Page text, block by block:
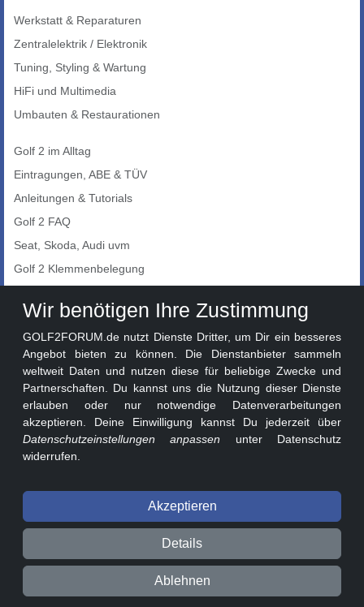
Werkstatt & Reparaturen
Zentralelektrik / Elektronik
Tuning, Styling & Wartung
HiFi und Multimedia
Umbauten & Restaurationen
Golf 2 im Alltag
Eintragungen, ABE & TÜV
Anleitungen & Tutorials
Golf 2 FAQ
Seat, Skoda, Audi uvm
Golf 2 Klemmenbelegung
Auto-Showroom
Golf 2 Lackcodes
Sonderversionen
Sonstige Marken
© 2026 GOLF2FORUM - Volkswagen Golf II Forum seit 2010 ❤️
Beitragsregeln Datenschutz Impressum
Wir benötigen Ihre Zustimmung
GOLF2FORUM.de nutzt Dienste Dritter, um Dir ein besseres
Angebot bieten zu können. Die Dienstanbieter sammeln
weltweit Daten und nutzen diese für beliebige Zwecke und
Partnerschaften. Du kannst uns die Nutzung dieser Dienste
erlauben oder nur notwendige Datenverarbeitungen
akzeptieren. Deine Einwilligung kannst Du jederzeit über
Datenschutzeinstellungen anpassen unter Datenschutz
widerrufen.
Akzeptieren
Details
Ablehnen